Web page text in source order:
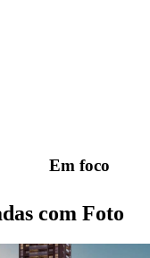
Em foco
com Foto